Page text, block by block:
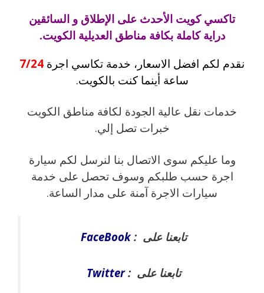
تاكسي كويت الأحدث على الإطلاق و السائقين
دراية كاملة بكافة مناطق العديلية الكويت.
نقدم لكم افضل الاسعار، خدمة تكاسي اجرة 7/24
ساعة أينما كنت بالكويت.
خدمات نقل عالية الجودة لكافة مناطق الكويت
خبرات تصل إلي.
وما عليكم سوى الاتصال بنا لنرسل لكم سيارة
اجرة حسب طلبكم وسوف تحصل على خدمة
سيارات الاجرة آمنة على مدار الساعة.
تابعنا على :FaceBook
تابعنا على :Twitter